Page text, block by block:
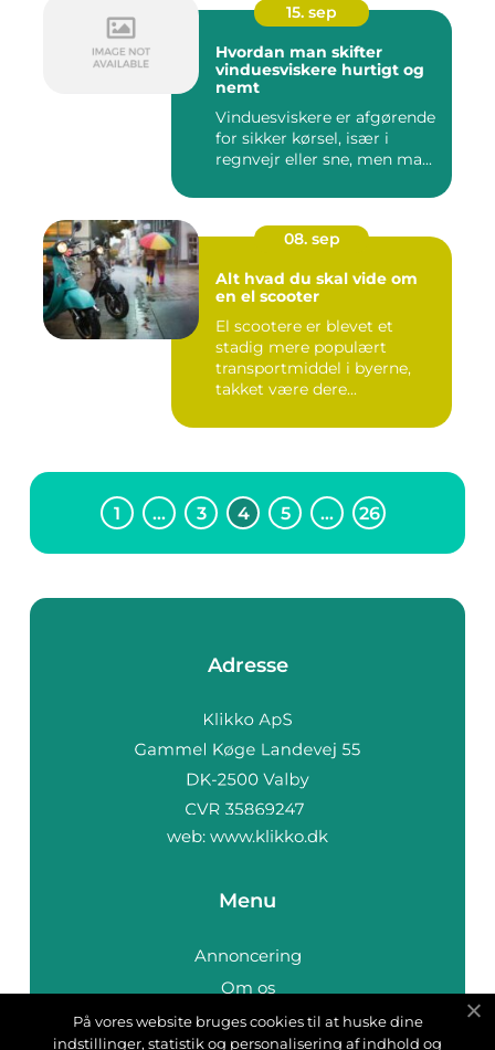
15. sep
Hvordan man skifter
vinduesviskere hurtigt og
nemt
Vinduesviskere er afgørende
for sikker kørsel, især i
regnvejr eller sne, men ma...
08. sep
Alt hvad du skal vide om
en el scooter
El scootere er blevet et
stadig mere populært
transportmiddel i byerne,
takket være dere...
1 … 3 4 5 … 26
Adresse
web: www.klikko.dk
Menu
Annoncering
Om os
Cookies
På vores website bruges cookies til at huske dine
indstillinger, statistik og personalisering af indhold og